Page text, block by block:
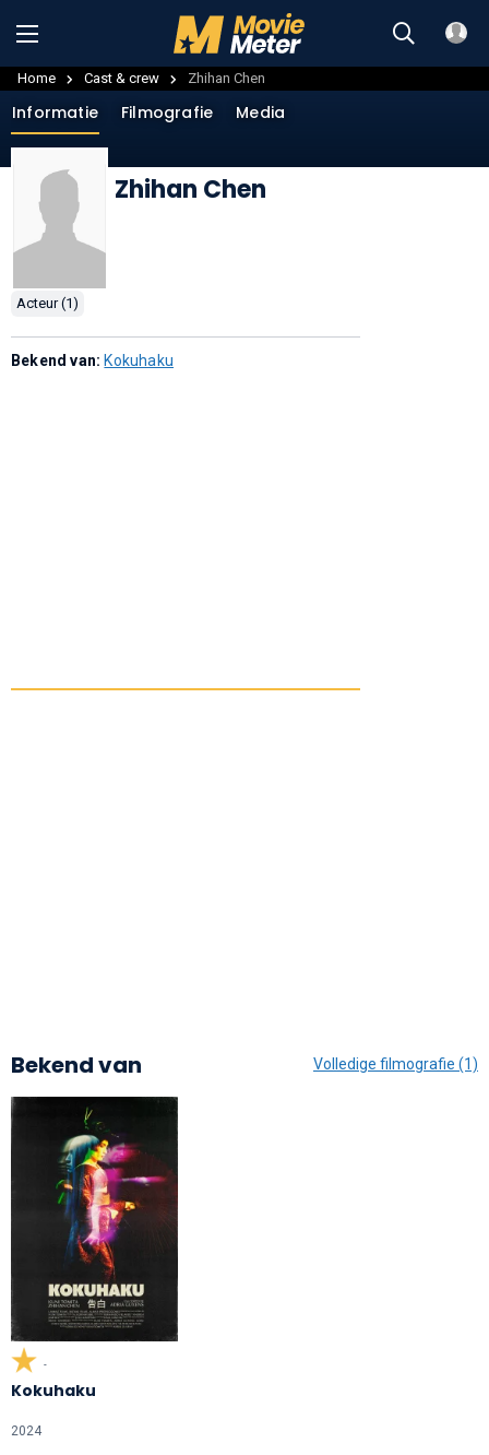
Home Cast & crew Zhihan Chen
Informatie Filmografie Media
Zhihan Chen
Acteur (1)
Bekend van: Kokuhaku
Bekend van Volledige filmografie (1)
-
Kokuhaku
2024